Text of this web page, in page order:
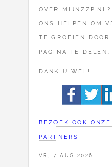
OVER
ONS HELPEN OM
TE GROEIEN DOOR
PAGINA TE DELEN.
DANK U WEL!
BEZOEK OOK
PARTNERS
VR, 7 AUG 2026